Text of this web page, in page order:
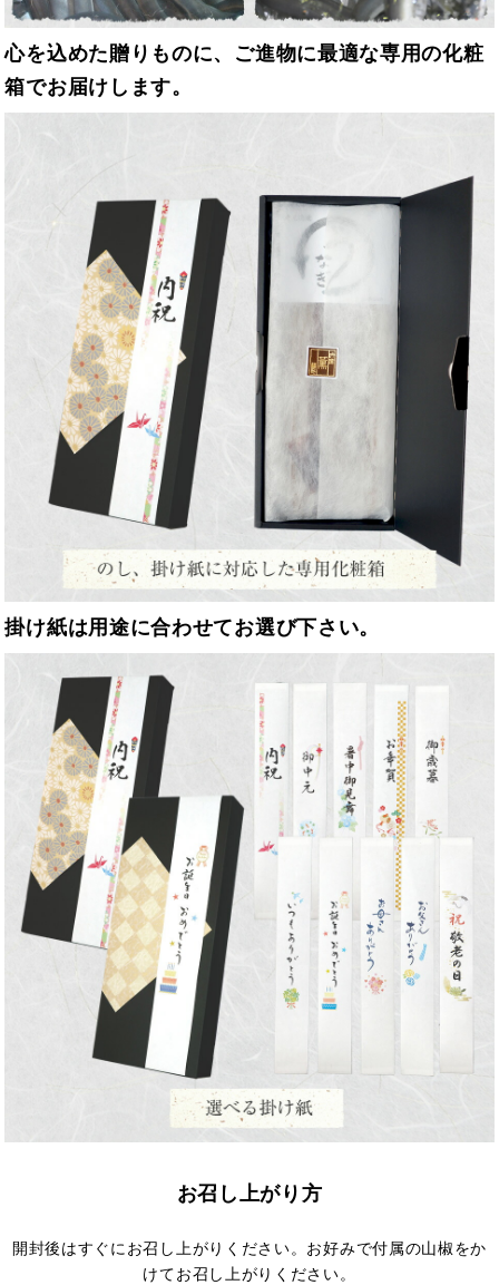
心を込めた贈りものに、ご進物に最適な専用の化粧
箱でお届けします。
掛け紙は用途に合わせてお選び下さい。
お召し上がり方
開封後はすぐにお召し上がりください。お好みで付属の山椒をか
けてお召し上がりください。